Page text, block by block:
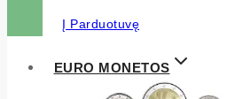
Į Parduotuvę
EURO MONETOS